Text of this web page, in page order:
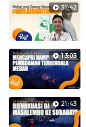
31:42
13:03
21:43